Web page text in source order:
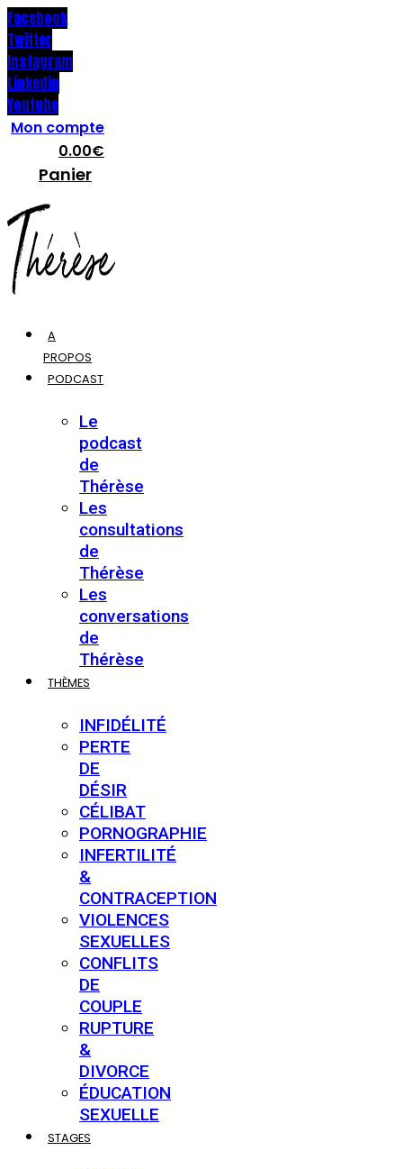
Facebook
Twitter
Instagram
Linkedin
Youtube
Mon compte
0.00€
Panier
A
PROPOS
PODCAST
Le
podcast
de
Thérèse
Les
consultations
de
Thérèse
Les
conversations
de
Thérèse
THÈMES
INFIDÉLITÉ
PERTE
DE
DÉSIR
CÉLIBAT
PORNOGRAPHIE
INFERTILITÉ
&
CONTRACEPTION
VIOLENCES
SEXUELLES
CONFLITS
DE
COUPLE
RUPTURE
&
DIVORCE
ÉDUCATION
SEXUELLE
STAGES